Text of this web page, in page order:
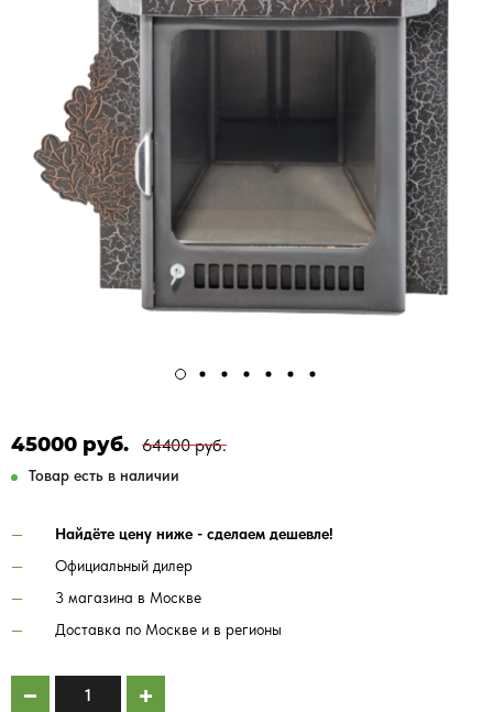
45000 руб. 64400 руб.
Товар есть в наличии
Найдёте цену ниже - сделаем дешевле!
Официальный дилер
3 магазина в Москве
Доставка по Москве и в регионы